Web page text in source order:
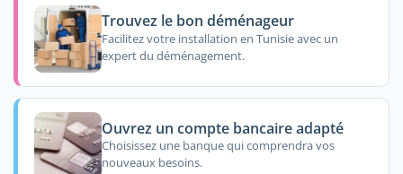
Trouvez le bon déménageur
Facilitez votre installation en Tunisie avec un
expert du déménagement.
Ouvrez un compte bancaire adapté
Choisissez une banque qui comprendra vos
nouveaux besoins.